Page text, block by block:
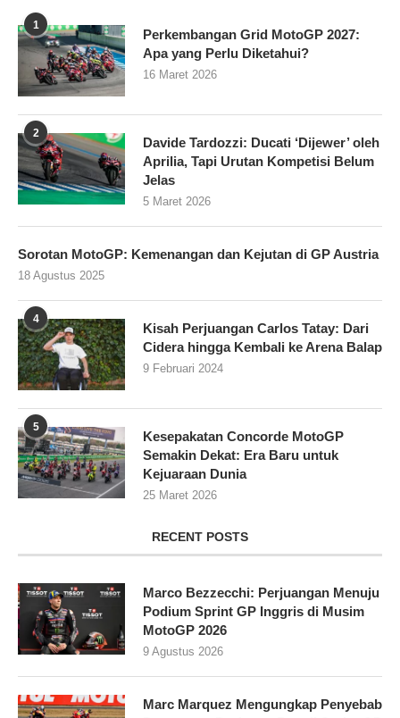
1
Perkembangan Grid MotoGP 2027:
Apa yang Perlu Diketahui?
16 Maret 2026
2
Davide Tardozzi: Ducati ‘Dijewer’ oleh
Aprilia, Tapi Urutan Kompetisi Belum
Jelas
5 Maret 2026
Sorotan MotoGP: Kemenangan dan Kejutan di GP Austria
18 Agustus 2025
4
Kisah Perjuangan Carlos Tatay: Dari
Cidera hingga Kembali ke Arena Balap
9 Februari 2024
5
Kesepakatan Concorde MotoGP
Semakin Dekat: Era Baru untuk
Kejuaraan Dunia
25 Maret 2026
RECENT POSTS
Marco Bezzecchi: Perjuangan Menuju
Podium Sprint GP Inggris di Musim
MotoGP 2026
9 Agustus 2026
Marc Marquez Mengungkap Penyebab